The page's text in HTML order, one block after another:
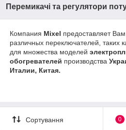
Перемикачі та регулятори
Компания Mixel предоставляет
различных переключателей, таких
для множества моделей
обогревателей производства
Италии, Китая.
Сортування 0